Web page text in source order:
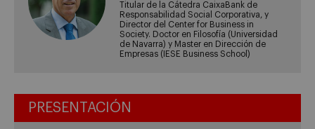
Titular de la Cátedra CaixaBank de
Responsabilidad Social Corporativa, y
Director del Center for Business in
Society. Doctor en Filosofía (Universidad
de Navarra) y Master en Dirección de
Empresas (IESE Business School)
PRESENTACIÓN